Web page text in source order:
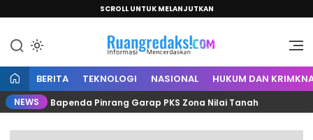
SCROLL UNTUK MELANJUTKAN
Ruang Redaksi
Informasi Mencerdaskan
BERITA TEKNOLOGI NASIONAL HUKUM DAN
NEWS
Bapenda Pinrang Garap PKS Zona Nilai Tanah